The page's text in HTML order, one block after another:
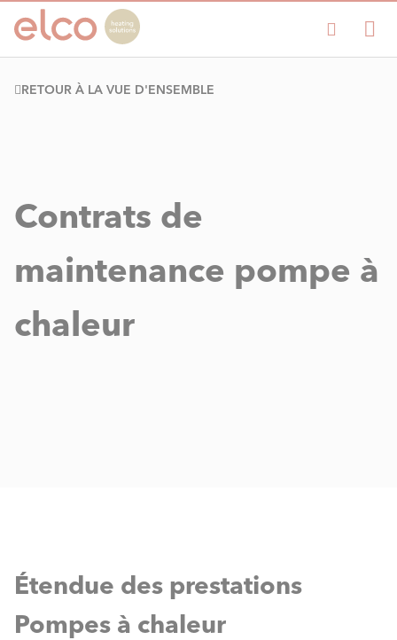
RETOUR À LA VUE D'ENSEMBLE
Contrats de
maintenance pompe à
chaleur
Étendue des prestations
Pompes à chaleur